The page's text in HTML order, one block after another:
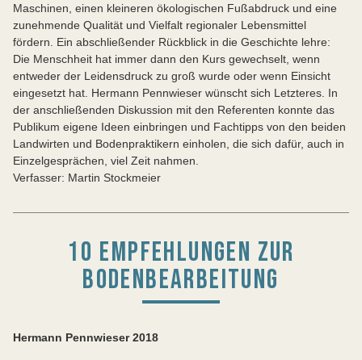
Maschinen, einen kleineren ökologischen Fußabdruck und eine
zunehmende Qualität und Vielfalt regionaler Lebensmittel
fördern. Ein abschließender Rückblick in die Geschichte lehre:
Die Menschheit hat immer dann den Kurs gewechselt, wenn
entweder der Leidensdruck zu groß wurde oder wenn Einsicht
eingesetzt hat. Hermann Pennwieser wünscht sich Letzteres. In
der anschließenden Diskussion mit den Referenten konnte das
Publikum eigene Ideen einbringen und Fachtipps von den beiden
Landwirten und Bodenpraktikern einholen, die sich dafür, auch in
Einzelgesprächen, viel Zeit nahmen.
Verfasser: Martin Stockmeier
10 EMPFEHLUNGEN ZUR
BODENBEARBEITUNG
Hermann Pennwieser 2018